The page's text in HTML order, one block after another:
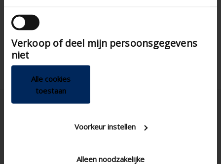
andere informatie die u aan ze heeft verstrekt of
die ze hebben verzameld op basis van uw gebruik
van hun services.
Verkoop of deel mijn persoonsgegevens
niet
Alle cookies
toestaan
Voorkeur instellen
Alleen noodzakelijke
Smart Living generation
Mounting Options
Around the house